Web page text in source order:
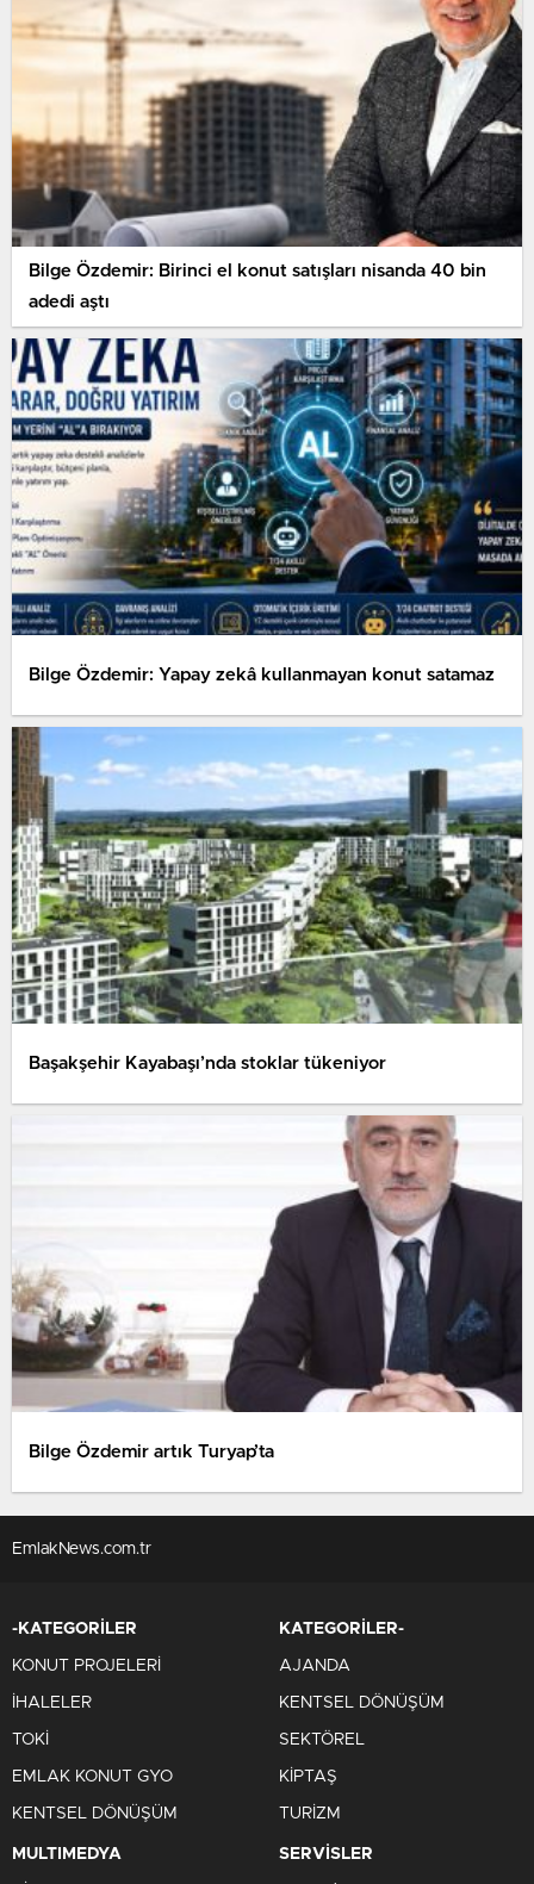
Bilge Özdemir: Birinci el konut satışları nisanda 40 bin
adedi aştı
Bilge Özdemir: Yapay zekâ kullanmayan konut satamaz
Başakşehir Kayabaşı’nda stoklar tükeniyor
Bilge Özdemir artık Turyap’ta
EmlakNews.com.tr
-KATEGORİLER
KONUT PROJELERİ
İHALELER
TOKİ
EMLAK KONUT GYO
KENTSEL DÖNÜŞÜM
KATEGORİLER-
AJANDA
KENTSEL DÖNÜŞÜM
SEKTÖREL
KİPTAŞ
TURİZM
MULTIMEDYA SERVİSLER